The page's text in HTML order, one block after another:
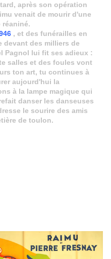
après son opération
venait de mourir d'une
, et des funérailles en
devant des milliers de
Pagnol lui fit ses adieux :
salles et des foules vont
ton art, tu continues à
aujourd'hui la
à la lampe magique qui
danser les danseuses
le sourire des amis
de toulon.